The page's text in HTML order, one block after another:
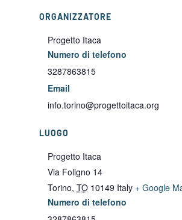
LUOGO
Progetto Itaca
Via Foligno 14
Torino, TO 10149 Italy + Google
Numero di telefono
ORGANIZZATORE
Progetto Itaca
Numero di telefono
3287863815
Email
info.torino@progettoitaca.org